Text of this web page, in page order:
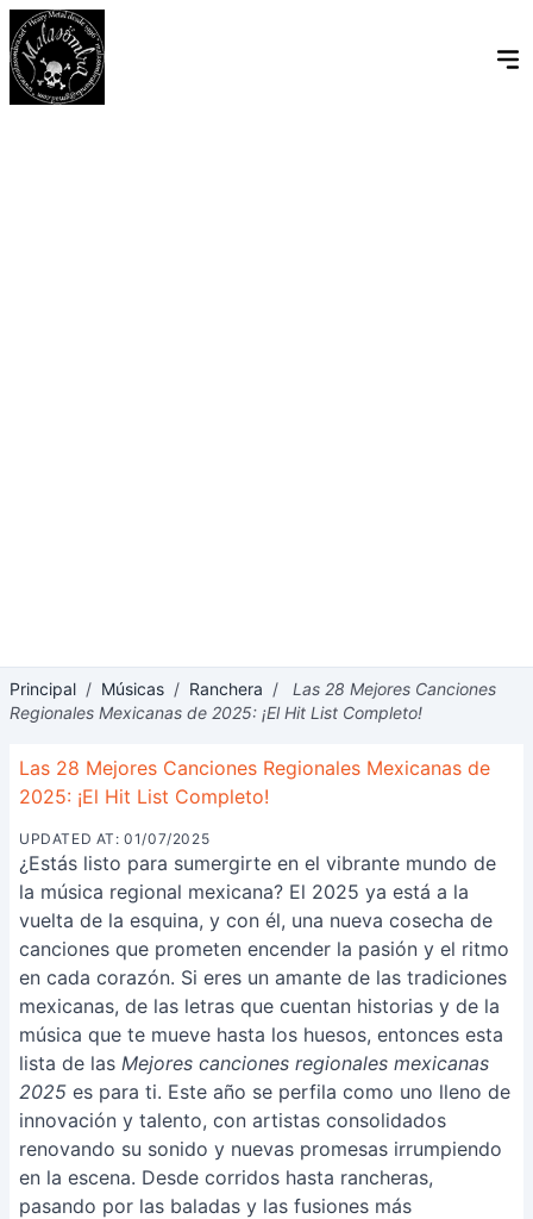
Principal / Músicas / Ranchera /
Las 28 Mejores Canciones
Regionales Mexicanas de 2025: ¡El Hit List Completo!
Las 28 Mejores Canciones Regionales Mexicanas de
2025: ¡El Hit List Completo!
UPDATED AT: 01/07/2025
¿Estás listo para sumergirte en el vibrante mundo de
la música regional mexicana? El 2025 ya está a la
vuelta de la esquina, y con él, una nueva cosecha de
canciones que prometen encender la pasión y el ritmo
en cada corazón. Si eres un amante de las tradiciones
mexicanas, de las letras que cuentan historias y de la
música que te mueve hasta los huesos, entonces esta
lista de las Mejores canciones regionales mexicanas
2025 es para ti. Este año se perfila como uno lleno de
innovación y talento, con artistas consolidados
renovando su sonido y nuevas promesas irrumpiendo
en la escena. Desde corridos hasta rancheras,
pasando por las baladas y las fusiones más